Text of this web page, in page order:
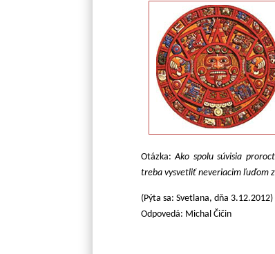
Otázka: Ako spolu súvisia
treba vysvetliť neveriacim ľuďom
(Pýta sa: Svetlana, dňa 3.12.2012)
Odpovedá: Michal Čičin